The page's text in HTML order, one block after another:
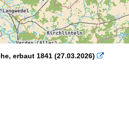
erbaut 1841 (27.03.2026) 